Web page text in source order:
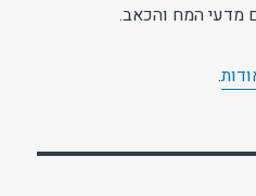
מדעי המח והכאב.
.